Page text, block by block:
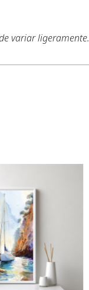
variar ligeramente.